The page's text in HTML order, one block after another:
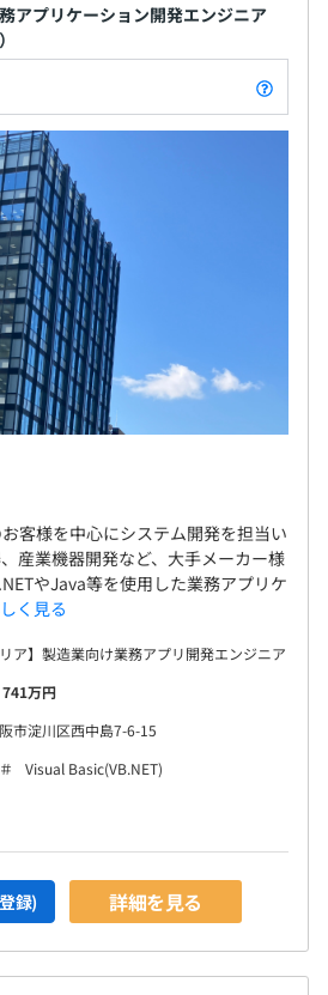
アプリケーション開発エンジニア
客様を中心にシステム開発を担当い
産業機器開発など、大手メーカー様
やJava等を使用した業務アプリケ
く見る
リア】製造業向け業務アプリ開発エンジニア
万円
市淀川区西中島7-6-15
Visual Basic(VB.NET)
録) 詳細を見る